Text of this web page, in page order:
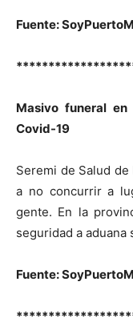
Fuente:
Masivo funeral en
Covid-19
Seremi de Salud
a no concurrir a
gente. En la
seguridad a aduana
Fuente: